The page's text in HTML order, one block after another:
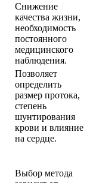
Снижение
качества жизни,
необходимость
постоянного
медицинского
наблюдения.
Позволяет
определить
размер протока,
степень
шунтирования
крови и влияние
на сердце.
Выбор метода